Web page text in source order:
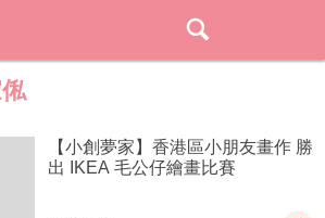
【小創夢家】香港區小朋友畫作 勝
出 IKEA 毛公仔繪畫比賽